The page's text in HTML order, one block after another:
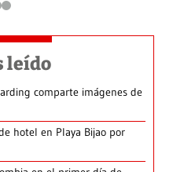
leído
comparte imágenes de
hotel en Playa Bijao por